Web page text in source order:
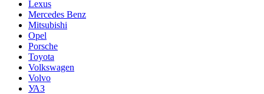
Lexus
Mercedes Benz
Mitsubishi
Opel
Porsche
Toyota
Volkswagen
Volvo
УАЗ